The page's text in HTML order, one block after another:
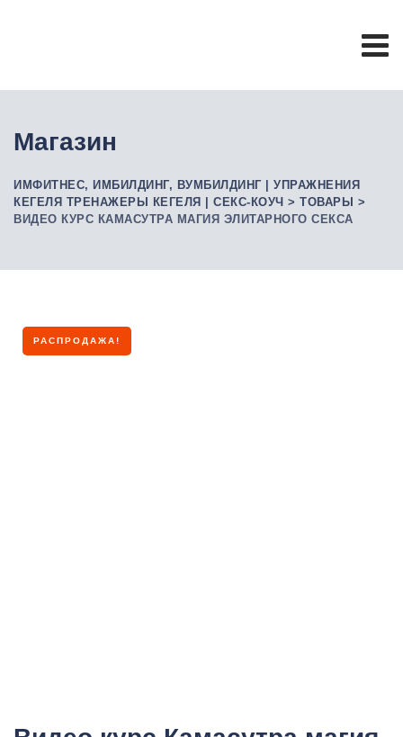
Магазин
ИМФИТНЕС, ИМБИЛДИНГ, ВУМБИЛДИНГ | УПРАЖНЕНИЯ
КЕГЕЛЯ ТРЕНАЖЕРЫ КЕГЕЛЯ | СЕКС-КОУЧ > ТОВАРЫ >
ВИДЕО КУРС КАМАСУТРА МАГИЯ ЭЛИТАРНОГО СЕКСА
РАСПРОДАЖА!